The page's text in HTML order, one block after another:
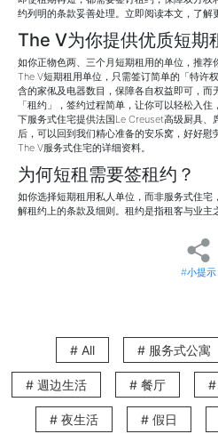
约列明的条款妥善处理。立即阅读本文，了解
The V为你提供优质短期
如你正物色两、三个月短期租用的单位，推荐
The V短期租用单位，只需签订简单的「特许
含的家俬及电器数目，保障各自权益即可，而
「租约」，签约过程简单，让你可以轻松入
下服务式住宅提供法国Le Creuset高级厨具、
后，可以回到我们精心准备的安乐窝，好好慰
The V服务式住宅的详细资料。
为何短租需要签租约？
如你选择短期租用私人单位，而非服务式住宅
解租约上的条款及细则。租约是指租客与业主
的租户甚少会购置家俬或电器，而是使用由业
该家俬或电器有何损毁或故障，需由哪一方负
租约上亦会列明租金金额及缴交期限等租金相
具有法律效力，一旦租期完结前有任何争议，
以下是业主及租客的个人资料、租金金额、租
该要包含的条款：
租期
租约须列明租客租用相关单位的租期，租约
#小提示
# All # 服务式公寓
# 週边生活 # 餐厅 #
# 夜生活 # 假日